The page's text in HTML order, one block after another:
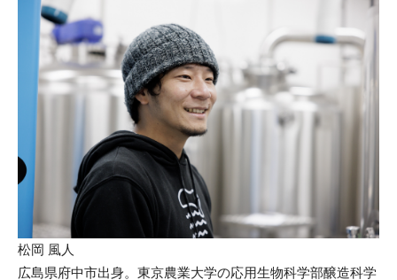
松岡 風人
広島県府中市出身。東京農業大学の応用生物科学部醸造科学